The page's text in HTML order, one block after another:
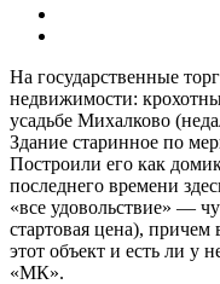
На государственные
недвижимости:
усадьбе Михалково
Здание старинное по
Построили его как
последнего времени
«все удовольствие» —
стартовая цена),
этот объект и есть ли у
«МК».